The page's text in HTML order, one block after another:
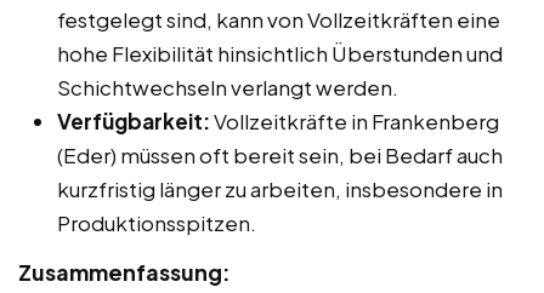
festgelegt sind, kann von Vollzeitkräften eine
hohe Flexibilität hinsichtlich Überstunden und
Schichtwechseln verlangt werden.
Verfügbarkeit:Vollzeitkräfte in Frankenberg
(Eder) müssen oft bereit sein, bei Bedarf auch
kurzfristig länger zu arbeiten, insbesondere in
Produktionsspitzen.
Zusammenfassung: